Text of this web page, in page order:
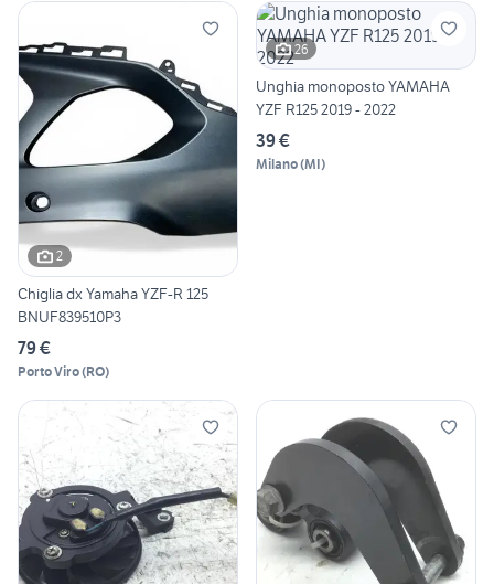
2
Chiglia dx Yamaha YZF-R 125
BNUF839510P3
79 €
Porto Viro(RO)
26
Unghia monoposto YAMAHA
YZF R125 2019 - 2022
39 €
Milano(MI)